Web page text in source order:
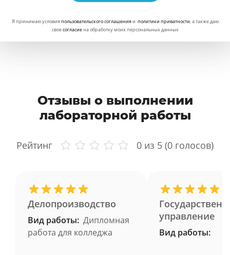
Я принимаю условияпользовательского соглашенияи политики приватности, а также даю
своесогласиена обработку моих персональных данных
Отзывы о выполнении
лабораторной работы
Рейтинг 0 из 5 (0 голосов)
Делопроизводство
Вид работы: Дипломная
работа для колледжа
управление
Вид работы: